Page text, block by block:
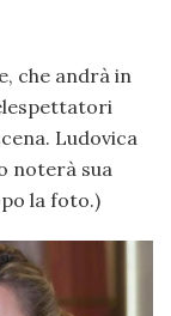
che andrà in
Ludovica
noterà sua
la foto.)